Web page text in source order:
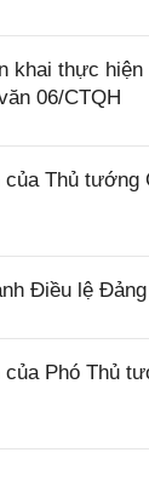
khai thực
06/CTQH
Thủ
Điều lệ Đảng
Phó Thủ